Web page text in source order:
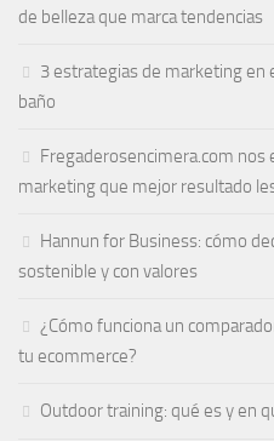
de belleza que marca tendencias
3 estrategias de marketing en
baño
Fregaderosencimera.com nos
marketing que mejor resultado
Hannun for Business: cómo
sostenible y con valores
¿Cómo funciona un
tu ecommerce?
Outdoor training: qué es y en